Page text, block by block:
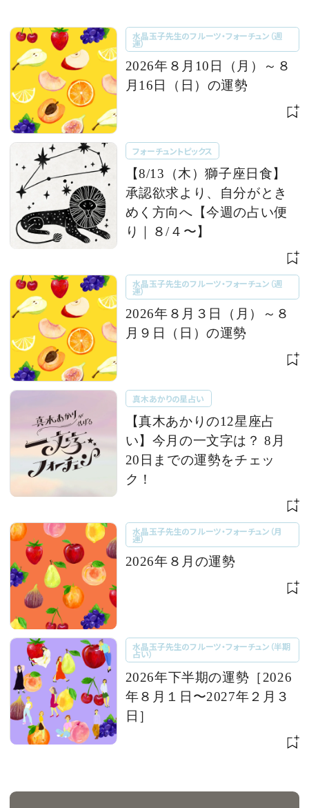
水晶玉子先生のフルーツ・フォーチュン（週
運）
2026年８月10日（月）～８
月16日（日）の運勢
フォーチュントピックス
【8/13（木）獅子座日食】
承認欲求より、自分がとき
めく方向へ【今週の占い便
り｜８/４〜】
水晶玉子先生のフルーツ・フォーチュン（週
運）
2026年８月３日（月）～８
月９日（日）の運勢
真木あかりの星占い
【真木あかりの12星座占
い】今月の一文字は？ 8月
20日までの運勢をチェッ
ク！
水晶玉子先生のフルーツ・フォーチュン（月
運）
2026年８月の運勢
水晶玉子先生のフルーツ・フォーチュン（半期
占い）
2026年下半期の運勢［2026
年８月１日〜2027年２月３
日］